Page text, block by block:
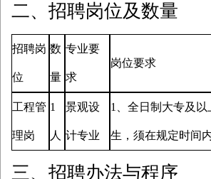
二、招聘岗位及数量
招聘岗
位
数
量
专业要
求
岗位要求
工程管
理岗
1
人
景观设
计专业
1、全日制大专及以
生，须在规定时间
三、招聘办法与程序